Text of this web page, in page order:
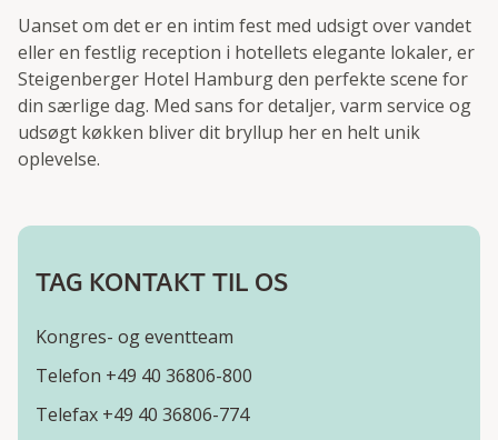
Uanset om det er en intim fest med udsigt over vandet
eller en festlig reception i hotellets elegante lokaler, er
Steigenberger Hotel Hamburg den perfekte scene for
din særlige dag. Med sans for detaljer, varm service og
udsøgt køkken bliver dit bryllup her en helt unik
oplevelse.
TAG KONTAKT TIL OS
Kongres- og eventteam
Telefon +49 40 36806-800
Telefax +49 40 36806-774